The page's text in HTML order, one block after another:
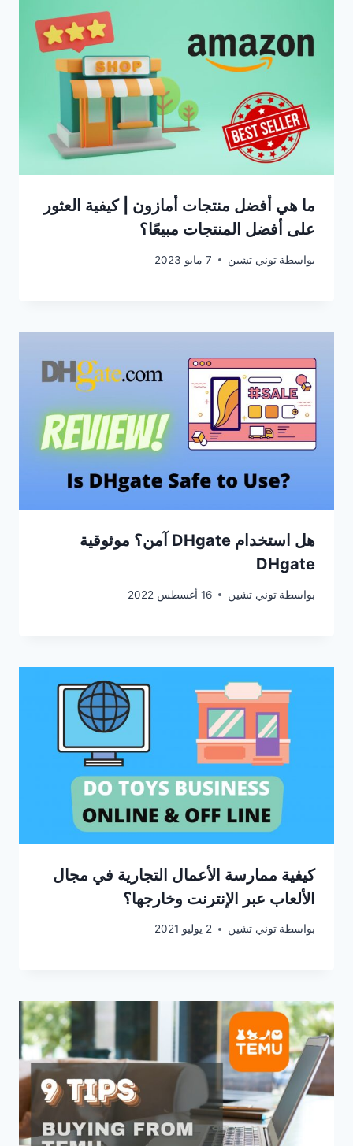
ما هي أفضل منتجات أمازون | كيفية العثور
على أفضل المنتجات مبيعًا؟
بواسطة توني تشين 7 مايو 2023
هل استخدام DHgate آمن؟ موثوقية
DHgate
بواسطة توني تشين 16 أغسطس 2022
كيفية ممارسة الأعمال التجارية في مجال
الألعاب عبر الإنترنت وخارجها؟
بواسطة توني تشين 2 يوليو 2021